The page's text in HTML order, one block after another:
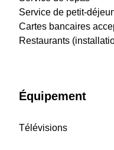
Service de petit-
Cartes bancaires
Restaurants
Équipement
Télévisions